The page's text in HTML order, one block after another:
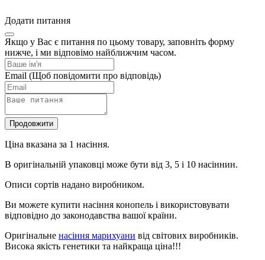
Додати питання
Якщо у Вас є питання по цьому товару, заповніть форму
нижче, і ми відповімо найближчим часом.
Email (Щоб повідомити про відповідь)
Продовжити
Ціна вказана за 1 насіння.
В оригінальній упаковці може бути від 3, 5 і 10 насіннин.
Описи сортів надано виробником.
Ви можете купити насіння конопель і використовувати
відповідно до законодавства вашої країни.
Оригінальне насіння марихуани від світових виробників.
Висока якість генетики та найкраща ціна!!!